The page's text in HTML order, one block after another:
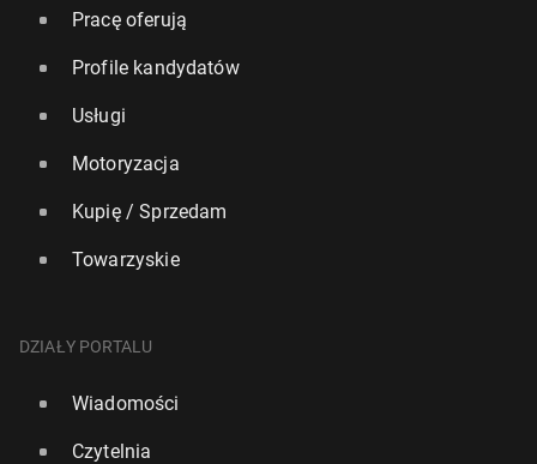
Pracę oferują
Profile kandydatów
Usługi
Motoryzacja
Kupię / Sprzedam
Towarzyskie
DZIAŁY PORTALU
Wiadomości
Czytelnia